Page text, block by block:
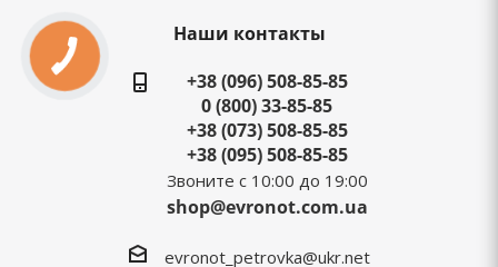
Наши контакты
+38 (096) 508-85-85
0 (800) 33-85-85
+38 (073) 508-85-85
+38 (095) 508-85-85
Звоните с 10:00 до 19:00
shop@evronot.com.ua
evronot_petrovka@ukr.net